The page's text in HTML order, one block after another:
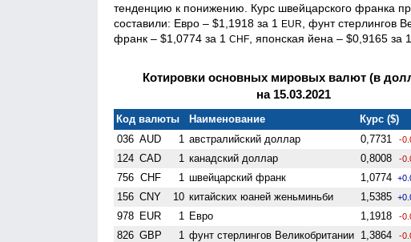
тенденцию к понижению. Курс швейцарского франка
составили: Евро – $1,1918 за 1 EUR , фунт стерлингов
франк – $1,0774 за 1 CHF , японская йена – $0,9165 за
Котировки основных мировых валют (в
на 15.03.2021
Код валюты Наименование
Курс ($)
036 AUD 1 австралийский доллар 0,7731 -
124 CAD 1 канадский доллар 0,8008 -
756 CHF 1 швейцарский франк 1,0774
156 CNY 10 китайских юаней женьминьби 1,5385
978 EUR 1 Евро 1,1918 -
826 GBP 1 фунт стерлингов Велико­британии 1,3864 -